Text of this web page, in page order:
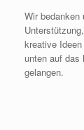
Wir
kreative
unten auf das
gelangen.